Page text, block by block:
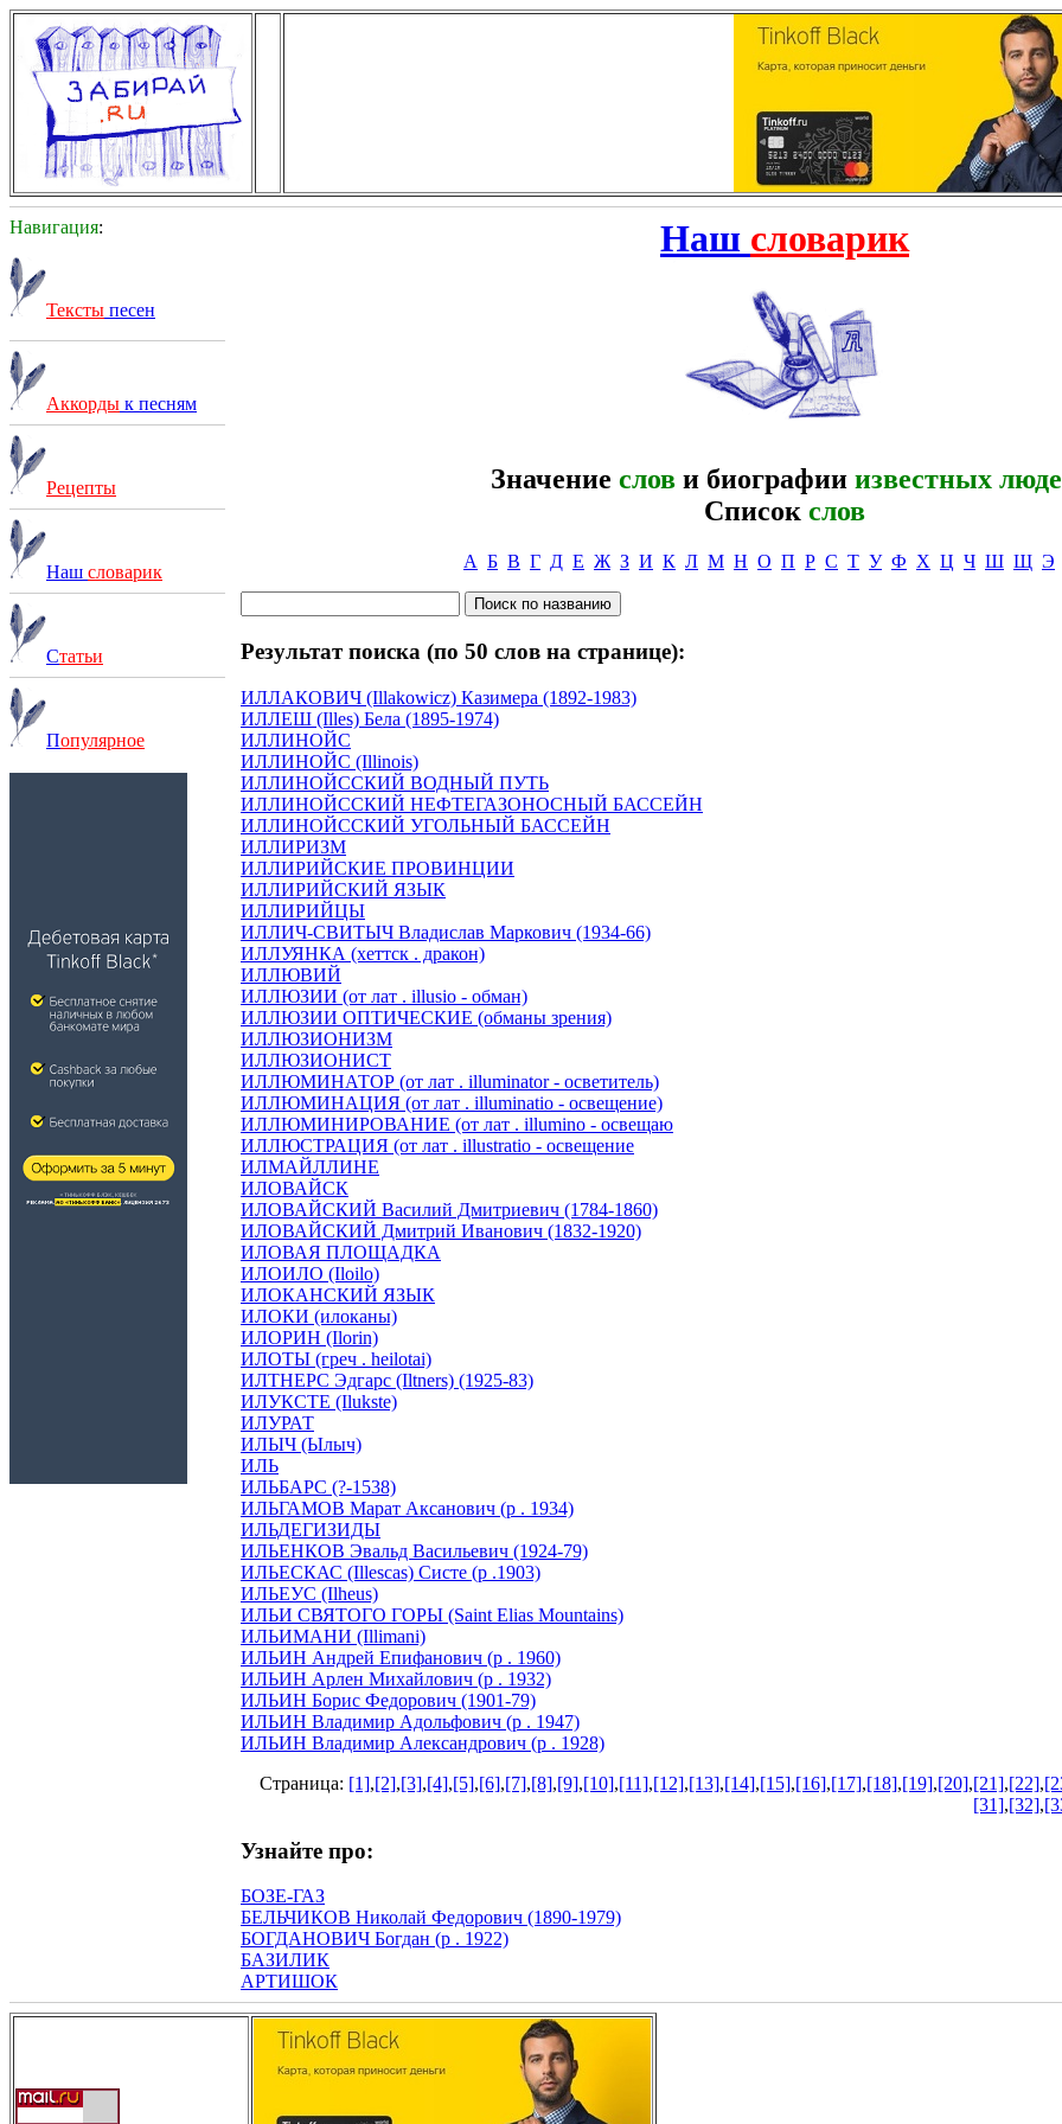
Навигация:
Тексты песен
Аккорды к песням
Рецепты
Наш словарик
Статьи
Популярное
Наш словарик
Значение слов и биографии известных
Список слов
А Б В Г Д Е Ж З И К Л М Н О П Р С Т У Ф Х Ц Ч Ш Щ Э
Результат поиска (по 50 слов на странице):
ИЛЛАКОВИЧ (Illakowicz) Казимера (1892-1983)
ИЛЛЕШ (Illes) Бела (1895-1974)
ИЛЛИНОЙС
ИЛЛИНОЙС (Illinois)
ИЛЛИНОЙССКИЙ ВОДНЫЙ ПУТЬ
ИЛЛИНОЙССКИЙ НЕФТЕГАЗОНОСНЫЙ БАССЕЙН
ИЛЛИНОЙССКИЙ УГОЛЬНЫЙ БАССЕЙН
ИЛЛИРИЗМ
ИЛЛИРИЙСКИЕ ПРОВИНЦИИ
ИЛЛИРИЙСКИЙ ЯЗЫК
ИЛЛИРИЙЦЫ
ИЛЛИЧ-СВИТЫЧ Владислав Маркович (1934-66)
ИЛЛУЯНКА (хеттск . дракон)
ИЛЛЮВИЙ
ИЛЛЮЗИИ (от лат . illusio - обман)
ИЛЛЮЗИИ ОПТИЧЕСКИЕ (обманы зрения)
ИЛЛЮЗИОНИЗМ
ИЛЛЮЗИОНИСТ
ИЛЛЮМИНАТОР (от лат . illuminator - осветитель)
ИЛЛЮМИНАЦИЯ (от лат . illuminatio - освещение)
ИЛЛЮМИНИРОВАНИЕ (от лат . illumino - освещаю
ИЛЛЮСТРАЦИЯ (от лат . illustratio - освещение
ИЛМАЙЛЛИНЕ
ИЛОВАЙСК
ИЛОВАЙСКИЙ Василий Дмитриевич (1784-1860)
ИЛОВАЙСКИЙ Дмитрий Иванович (1832-1920)
ИЛОВАЯ ПЛОЩАДКА
ИЛОИЛО (Iloilo)
ИЛОКАНСКИЙ ЯЗЫК
ИЛОКИ (илоканы)
ИЛОРИН (Ilorin)
ИЛОТЫ (греч . heilotai)
ИЛТНЕРС Эдгарс (Iltners) (1925-83)
ИЛУКСТЕ (Ilukste)
ИЛУРАТ
ИЛЫЧ (Ылыч)
ИЛЬ
ИЛЬБАРС (?-1538)
ИЛЬГАМОВ Марат Аксанович (р . 1934)
ИЛЬДЕГИЗИДЫ
ИЛЬЕНКОВ Эвальд Васильевич (1924-79)
ИЛЬЕСКАС (Illescas) Систе (р .1903)
ИЛЬЕУС (Ilheus)
ИЛЬИ СВЯТОГО ГОРЫ (Saint Elias Mountains)
ИЛЬИМАНИ (Illimani)
ИЛЬИН Андрей Епифанович (р . 1960)
ИЛЬИН Арлен Михайлович (р . 1932)
ИЛЬИН Борис Федорович (1901-79)
ИЛЬИН Владимир Адольфович (р . 1947)
ИЛЬИН Владимир Александрович (р . 1928)
Страница: [1],[2],[3],[4],[5],[6],[7],[8],[9],[10],[11],[12],[13],[14],[15],[16],[17],[18],[19],[20],[21],[22],
[31],[32],
Узнайте про:
БОЗЕ-ГАЗ
БЕЛЬЧИКОВ Николай Федорович (1890-1979)
БОГДАНОВИЧ Богдан (р . 1922)
БАЗИЛИК
АРТИШОК